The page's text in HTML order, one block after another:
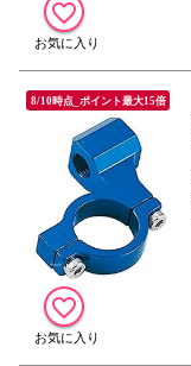
8/10時点_ポイント最大15倍